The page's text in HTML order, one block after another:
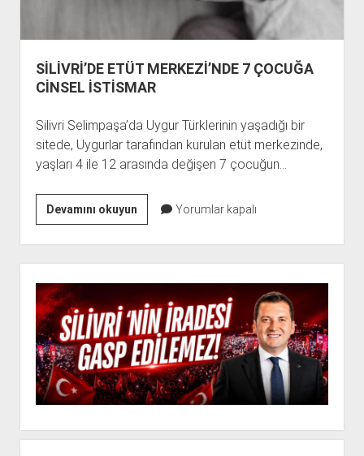
SİLİVRİ’DE ETÜT MERKEZİ’NDE 7 ÇOCUĞA
CİNSEL İSTİSMAR
Silivri Selimpaşa’da Uygur Türklerinin yaşadığı bir
sitede, Uygurlar tarafından kurulan etüt merkezinde,
yaşları 4 ile 12 arasında değişen 7 çocuğun…
Devamını okuyunSİLİVRİ’DE
ETÜT
MERKEZİ’NDE
7
ÇOCUĞA
CİNSEL
İSTİSMAR
Yorumlar kapalı
Menü